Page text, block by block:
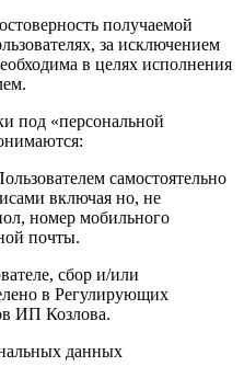
получаемой
за исключением
в целях исполнения
под «персональной
самостоятельно
включая но, не
номер мобильного
почты.
сбор и/или
в Регулирующих
ИП Козлова.
данных